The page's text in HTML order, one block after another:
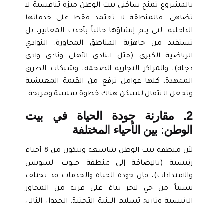
بالمشروع تمنح ساكني بيت الوطن ميزة تنافسية لا
تضاهى. فالمنطقة لا تعتمد فقط على خدماتها
الداخلية التي يتم إنشاؤها حالياً بأحدث المعايير، بل
تستفيد من جاهزية المناطق المجاورة. النوادي
الرياضية الكبرى (مثل النادي الأهلي ونادي وادي
دجلة)، والمراكز التجارية الضخمة، وشبكات الطرق
الممهدة، كلها عوامل ترفع من القيمة المعيشية
وتجعل الانتقال للسكن هناك خطوة سلسة ومريحة.
2. مقارنة جودة الحياة في بيت
الوطن: بين الأحياء المختلفة
لأن منطقة بيت الوطن شاسعة وتتكون من 8 أحياء
رئيسية (بالإضافة إلى منطقة جنوب السويس
والامتدادات)، فإن جودة الحياة والخدمات قد تختلف
نسبياً من حي لآخر بناءً على قربه من المحاور